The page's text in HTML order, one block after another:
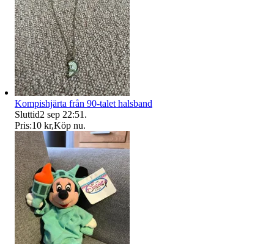
Kompishjärta från 90-talet halsband
Sluttid2 sep 22:51 .
Pris:10 kr,Köp nu.